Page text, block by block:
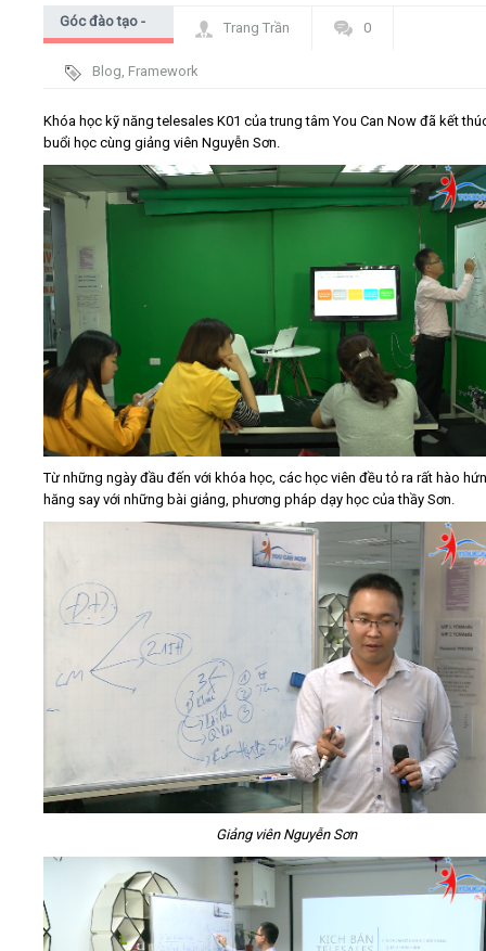
Video
Kiến thức
Liên hệ - Đăng ký
Tìm kiếm
Góc đào tạo -
Trang Trần 0
Blog, Framework
Khóa học kỹ năng telesales K01 của trung tâm You Can Now đã kết
buổi học cùng giảng viên Nguyễn Sơn.
Từ những ngày đầu đến với khóa học, các học viên đều tỏ ra rất hào
hăng say với những bài giảng, phương pháp dạy học của thầy Sơn.
Giảng viên Nguyễn Sơn